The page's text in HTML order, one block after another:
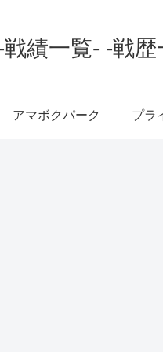
績一覧- -戦歴
アマボクパーク プラ